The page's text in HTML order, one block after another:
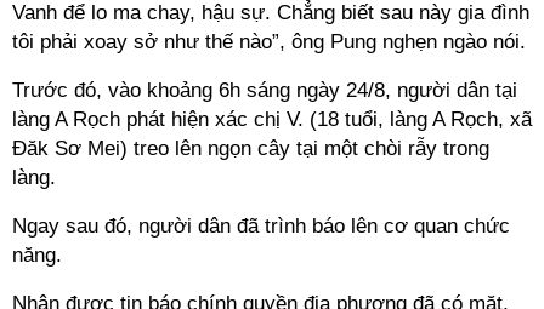
Vanh để lo ma chay, hậu sự. Chẳng biết sau này gia đình
tôi phải xoay sở như thế nào”, ông Pung nghẹn ngào nói.
Trước đó, vào khoảng 6h sáng ngày 24/8, người dân tại
làng A Rọch phát hiện xác chị V. (18 tuổi, làng A Rọch, xã
Đăk Sơ Mei) treo lên ngọn cây tại một chòi rẫy trong
làng.
Ngay sau đó, người dân đã trình báo lên cơ quan chức
năng.
Nhận được tin báo chính quyền địa phương đã có mặt,